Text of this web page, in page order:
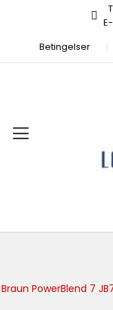
Betingelser
Braun PowerBlend 7